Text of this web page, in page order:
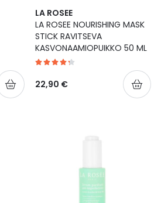
LA ROSEE
LA ROSEE NOURISHING MASK
STICK RAVITSEVA
KASVONAAMIOPUIKKO 50 ML
22,90 €